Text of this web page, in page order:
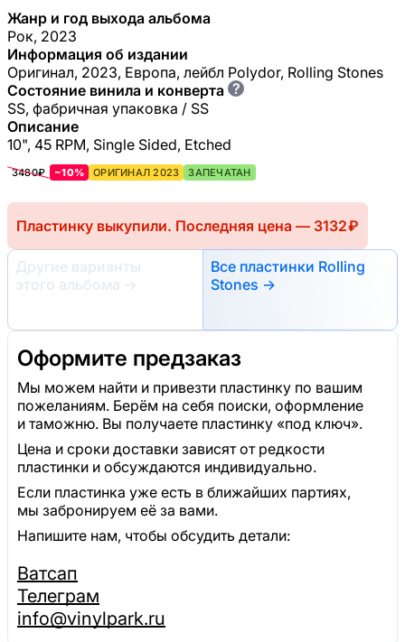
Жанр и год выхода альбома
Рок, 2023
Информация об издании
Оригинал, 2023, Европа, лейбл Polydor, Rolling Stones
Состояние винила и конверта ?
SS, фабричная упаковка / SS
Описание
10", 45 RPM, Single Sided, Etched
3480₽ −10% ОРИГИНАЛ 2023 ЗАПЕЧАТАН
Пластинку выкупили. Последняя цена — 3132 ₽
Другие варианты
этого альбома
→
Все пластинки Rolling
Stones →
Оформите предзаказ
Мы можем найти и привезти пластинку по вашим
пожеланиям. Берём на себя поиски, оформление
и таможню. Вы получаете пластинку «под ключ».
Цена и сроки доставки зависят от редкости
пластинки и обсуждаются индивидуально.
Если пластинка уже есть в ближайших партиях,
мы забронируем её за вами.
Напишите нам, чтобы обсудить детали:
Ватсап
Телеграм
info@vinylpark.ru